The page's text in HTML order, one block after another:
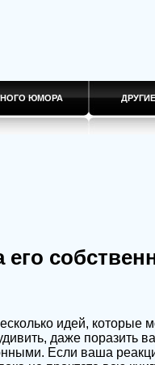
ЮМОРА ДРУГИЕ
его
идей, которые
даже поразить
Если ваша